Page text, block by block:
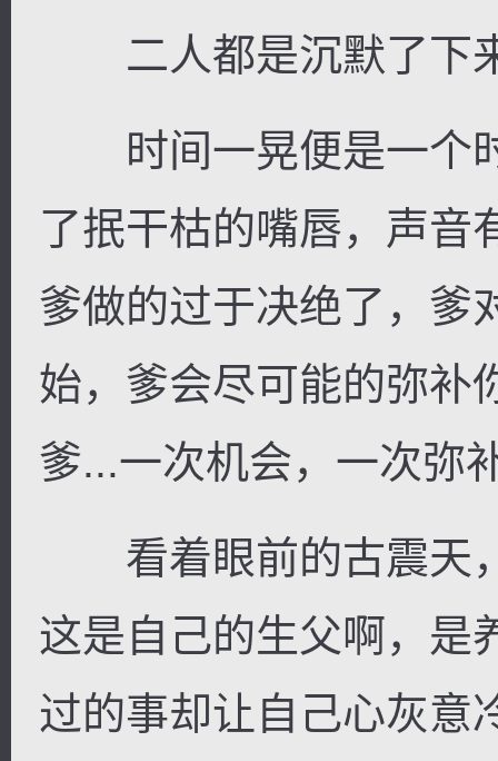
二人都是沉默了下
时间一晃便是一个
了抿干枯的嘴唇，声音
爹做的过于决绝了，爹
始，爹会尽可能的弥补
爹...一次机会，一次弥
看着眼前的古震天
这是自己的生父啊，是
过的事却让自己心灰意